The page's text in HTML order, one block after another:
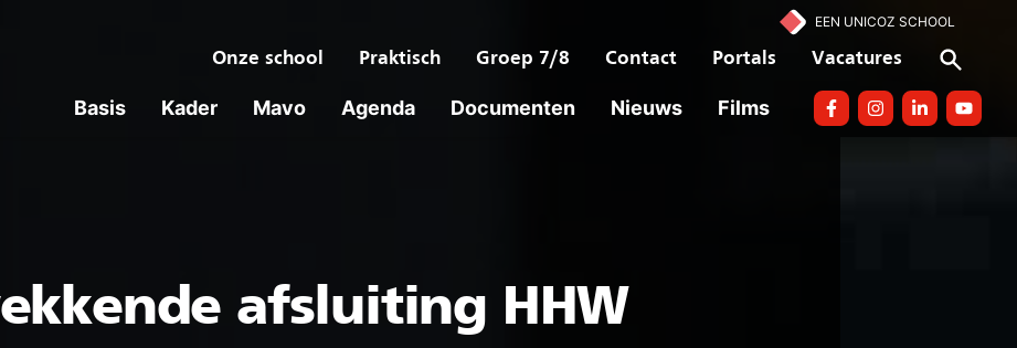
EEN UNICOZ SCHOOL
Onze school Praktisch Groep 7/8 Contact Portals Vacatures
Basis Kader Mavo Agenda Documenten Nieuws Films FacebookInstagramlinkedinYoutube
afsluiting HHW